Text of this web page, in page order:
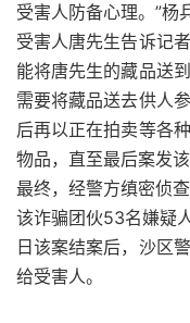
受害人防备心理。”杨
受害人唐先生告诉记
能将唐先生的藏品送
需要将藏品送去供人
后再以正在拍卖等各
物品，直至最后案发
最终，经警方缜密侦
该诈骗团伙53名嫌疑
日该案结案后，沙区
给受害人。